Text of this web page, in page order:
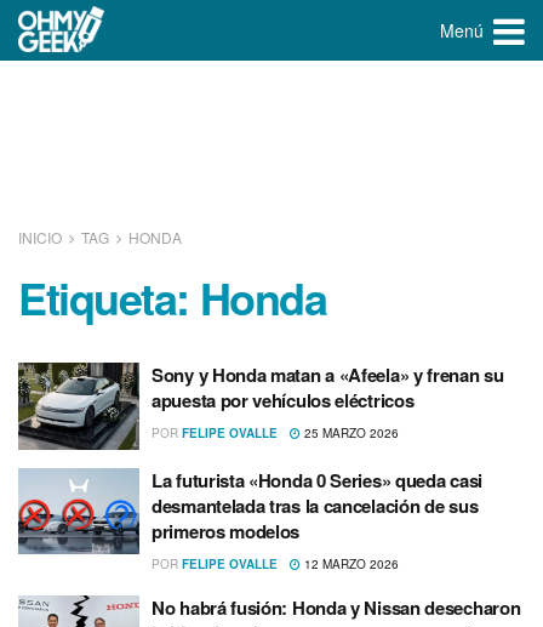
Menú
INICIO TAG HONDA
Etiqueta: Honda
Sony y Honda matan a «Afeela» y frenan su
apuesta por vehículos eléctricos
POR FELIPE OVALLE 25 MARZO 2026
La futurista «Honda 0 Series» queda casi
desmantelada tras la cancelación de sus
primeros modelos
POR FELIPE OVALLE 12 MARZO 2026
No habrá fusión: Honda y Nissan desecharon